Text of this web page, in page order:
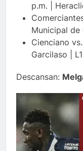
p.m. |
Municipal de
Cienciano
Garcilaso |
Descansan: